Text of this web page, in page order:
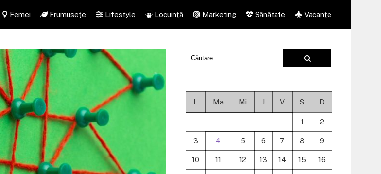
Femei Frumusețe Lifestyle Locuință Marketing Sănătate Vacanțe
L Ma Mi J V S D
1 2
3 4 5 6 7 8 9
10 11 12 13 14 15 16